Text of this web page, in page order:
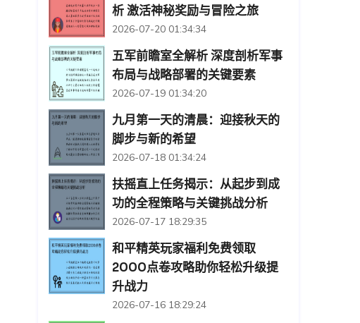
析 激活神秘奖励与冒险之旅
2026-07-20 01:34:34
五军前瞻室全解析 深度剖析军事
布局与战略部署的关键要素
2026-07-19 01:34:20
九月第一天的清晨：迎接秋天的
脚步与新的希望
2026-07-18 01:34:24
扶摇直上任务揭示：从起步到成
功的全程策略与关键挑战分析
2026-07-17 18:29:35
和平精英玩家福利免费领取
2000点卷攻略助你轻松升级提
升战力
2026-07-16 18:29:24